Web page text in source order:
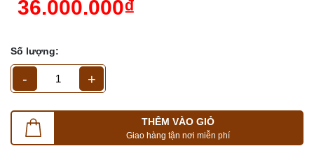
36.000.000₫
Số lượng:
- +
THÊM VÀO GIỎ
Giao hàng tận nơi miễn phí